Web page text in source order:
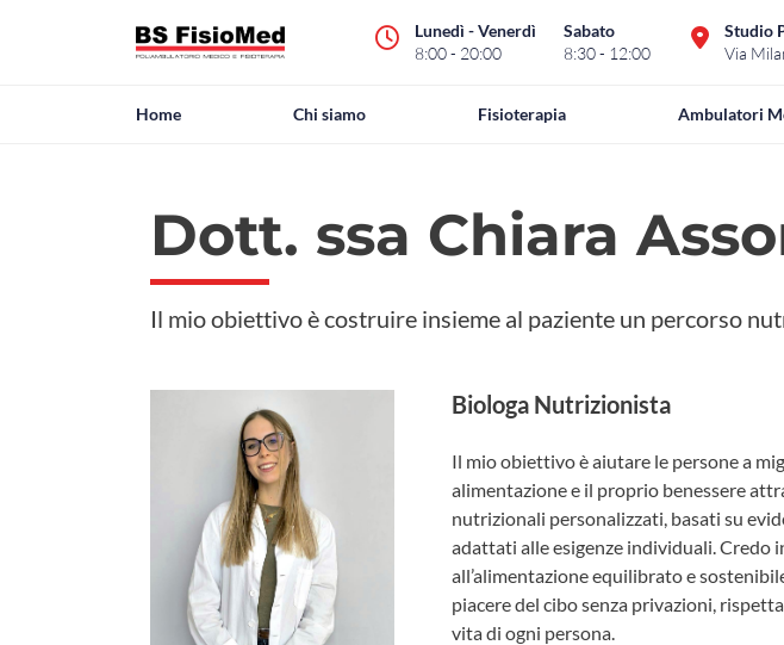
Lunedì - Venerdì
8:00 - 20:00
Sabato
8:30 - 12:00
Studio
Via
Home Chi siamo Fisioterapia Ambulatori
Dott. ssa Chiara
Il mio obiettivo è costruire insieme al paziente un percorso
Biologa Nutrizionista
Il mio obiettivo è aiutare le persone a
alimentazione e il proprio benessere
nutrizionali personalizzati, basati su
adattati alle esigenze individuali. Credo
all’alimentazione equilibrato e
piacere del cibo senza privazioni,
vita di ogni persona.